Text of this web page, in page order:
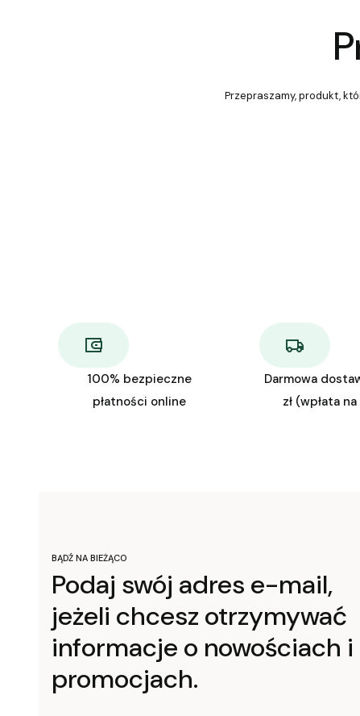
Przepraszamy, produkt,
100% bezpieczne
płatności online
Darmowa
zł (wpłata
BĄDŹ NA BIEŻĄCO
Podaj swój adres e-mail,
jeżeli chcesz otrzymywać
informacje o nowościach i
promocjach.